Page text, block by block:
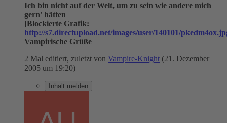
Ich bin nicht auf der Welt, um zu sein wie andere mich
gern' hätten
[Blockierte Grafik:
http://s7.directupload.net/images/user/140101/
Vampirische Grüße
2 Mal editiert, zuletzt von Vampire-Knight (21. Dezember
2005 um 19:20)
Inhalt melden